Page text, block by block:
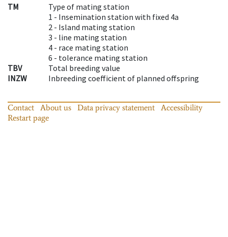
TM
Type of mating station
1 - Insemination station with fixed 4a
2 - Island mating station
3 - line mating station
4 - race mating station
6 - tolerance mating station
TBV
Total breeding value
INZW
Inbreeding coefficient of planned offspring
Contact About us Data privacy statement
Accessibility
Restart page